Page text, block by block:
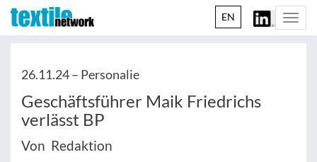
EN
26.11.24 – Personalie
Geschäftsführer Maik Friedrichs
verlässt BP
Von Redaktion